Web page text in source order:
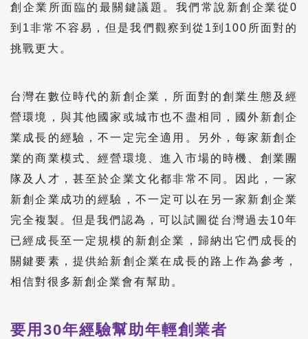
創企業所面臨的最關鍵議題。我們常說新創企業從0
到1非常不容易，但是我們觀察到從1到100所面對的
挑戰更大。
台灣在數位時代的新創企業，所面對的創業生態及經
營環境，與其他國家或城市也不盡相同，國外新創企
業成長的經驗，不一定完全適用。另外，每家新創企
業的商業模式、經營環境、進入市場的時機、創業團
隊及人才，甚至於企業文化都非常不同。因此，一家
新創企業成功的經驗，不一定可以在另一家新創企業
完全複製。但是我們認為，可以試圖從台灣過去10年
已經成長至一定規模的新創企業，歸納出它們成長的
關鍵要素，提供給新創企業在成長的路上作為參考，
相信對很多新創企業會有幫助。
要用30年經驗幫助年輕創業者